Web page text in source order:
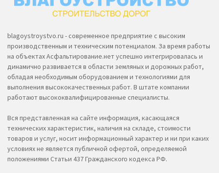
blagoystroystvo.ru - современное предприятие с высоким
производственным и техническим потенциалом. За время работы
на объектах Асфальтирование.нет успешно интегрировалась и
динамично развивается в области земляных и дорожных работ,
обладая необходимым оборудованием и технологиями для
выполнения высококачественных работ. В штате компании
работают высококвалифицированные специалисты.
Вся представленная на сайте информация, касающаяся
технических характеристик, наличия на складе, стоимости
товаров и услуг, носит информационный характер и ни при каких
условиях не является публичной офертой, определяемой
положениями Статьи 437 Гражданского кодекса РФ.